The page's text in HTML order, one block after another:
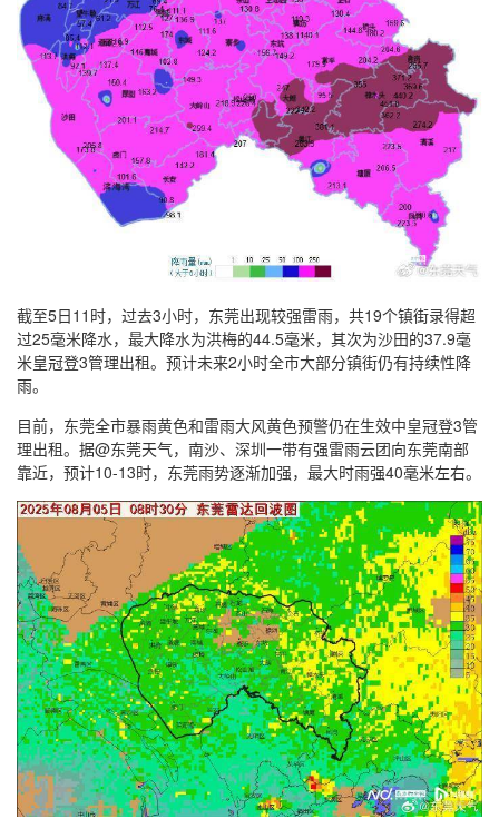
截至5日11时，过去3小时，东莞出现较强雷雨，共19个镇街录得超
过25毫米降水，最大降水为洪梅的44.5毫米，其次为沙田的37.9毫
米皇冠登3管理出租。预计未来2小时全市大部分镇街仍有持续性降
雨。
目前，东莞全市暴雨黄色和雷雨大风黄色预警仍在生效中皇冠登3管
理出租。据@东莞天气，南沙、深圳一带有强雷雨云团向东莞南部
靠近，预计10-13时，东莞雨势逐渐加强，最大时雨强40毫米左右。